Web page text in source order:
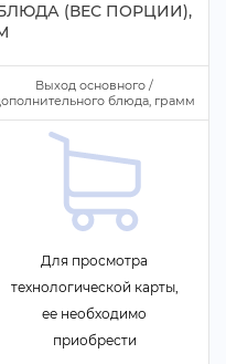
(ВЕС ПОРЦИИ),
ыход основного /
блюда, грамм
Для просмотра
технологической карты,
ее необходимо
приобрести